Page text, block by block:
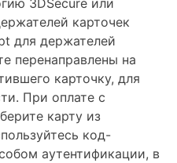
3DSecure или
карточек
для держателей
перенаправлены на
карточку, для
При оплате с
карту из
код-
аутентификации, в